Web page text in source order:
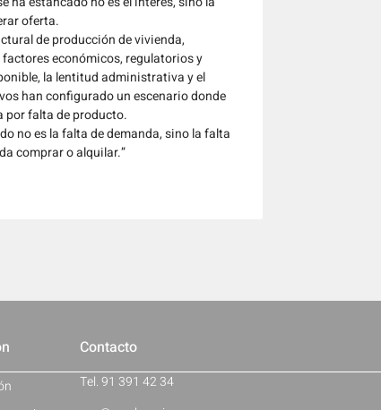
oferta.
de producción de vivienda,
económicos, regulatorios y
la lentitud administrativa y el
han configurado un escenario donde
por falta de producto.
no es la falta de demanda, sino la falta
comprar o alquilar.”
Contacto
Tel. 91 391 42 34